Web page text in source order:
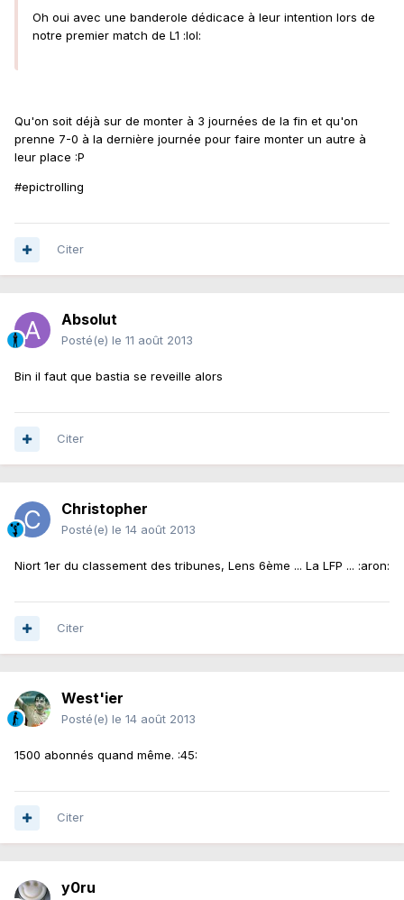
Oh oui avec une banderole dédicace à leur intention lors de
notre premier match de L1 :lol:
Qu'on soit déjà sur de monter à 3 journées de la fin et qu'on
prenne 7-0 à la dernière journée pour faire monter un autre à
leur place :P
#epictrolling
Citer
Absolut
Posté(e) le 11 août 2013
Bin il faut que bastia se reveille alors
Citer
Christopher
Posté(e) le 14 août 2013
Niort 1er du classement des tribunes, Lens 6ème ... La LFP ... :aron:
Citer
West'ier
Posté(e) le 14 août 2013
1500 abonnés quand même. :45:
Citer
y0ru